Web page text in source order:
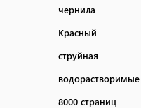
чернила
Красный
струйная
водорастворимые
8000 страниц